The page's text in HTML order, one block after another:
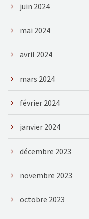
juin 2024
mai 2024
avril 2024
mars 2024
février 2024
janvier 2024
décembre 2023
novembre 2023
octobre 2023